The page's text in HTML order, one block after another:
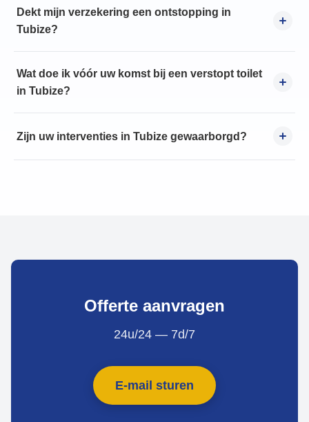
Dekt mijn verzekering een ontstopping in
Tubize?
Wat doe ik vóór uw komst bij een verstopt toilet
in Tubize?
Zijn uw interventies in Tubize gewaarborgd?
Offerte aanvragen
24u/24 — 7d/7
E-mail sturen